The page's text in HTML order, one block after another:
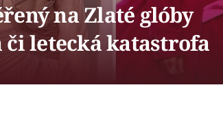
na Zlaté glóby
či letecká katastrofa